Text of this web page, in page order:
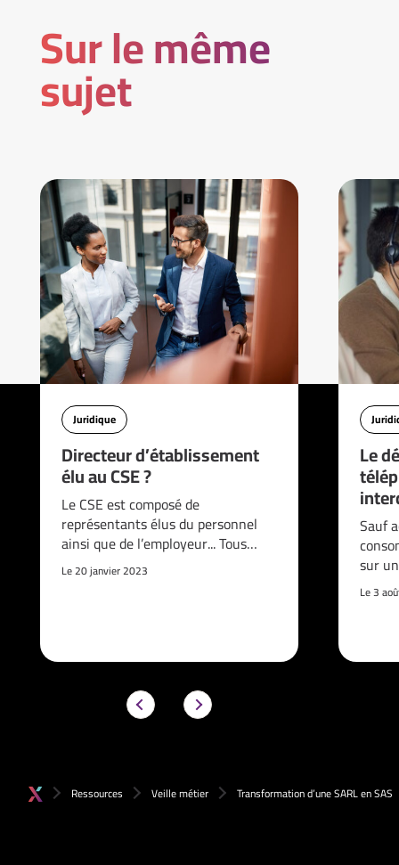
Sur le même
sujet
Juridique
Directeur d’établissement
élu au CSE ?
Le CSE est composé de
représentants élus du personnel
ainsi que de l’employeur... Tous…
Le 20 janvier 2023
Le
Sauf
sur
Le 3
Ressources Veille métier Transformation d’une SARL en SAS